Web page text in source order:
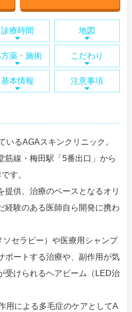
診療時間 地図
薬・施術 こだわり
基本情報 注意事項
いるAGAスキンクリニック。
筋線・梅田駅「5番出口」から
す。
提供、治療のベースとなるオリ
経験のある医師自ら開発に携わ
ソセラピー）や医療用シャンプ
ポートする治療や、副作用が気
受けられるヘアビーム（LED治
用による多毛症のケアとしてA